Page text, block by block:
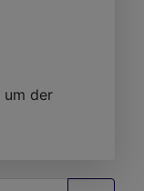
um der